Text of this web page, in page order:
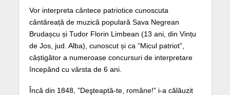
Vor interpreta cântece patriotice cunoscuta
cântăreață de muzică populară Sava Negrean
Brudașcu și Tudor Florin Limbean (13 ani, din Vințu
de Jos, jud. Alba), cunoscut și ca ”Micul patriot”,
câștigător a numeroase concursuri de interpretare
începând cu vârsta de 6 ani.
Încă din 1848, ”Deşteaptă-te, române!” i-a călăuzit